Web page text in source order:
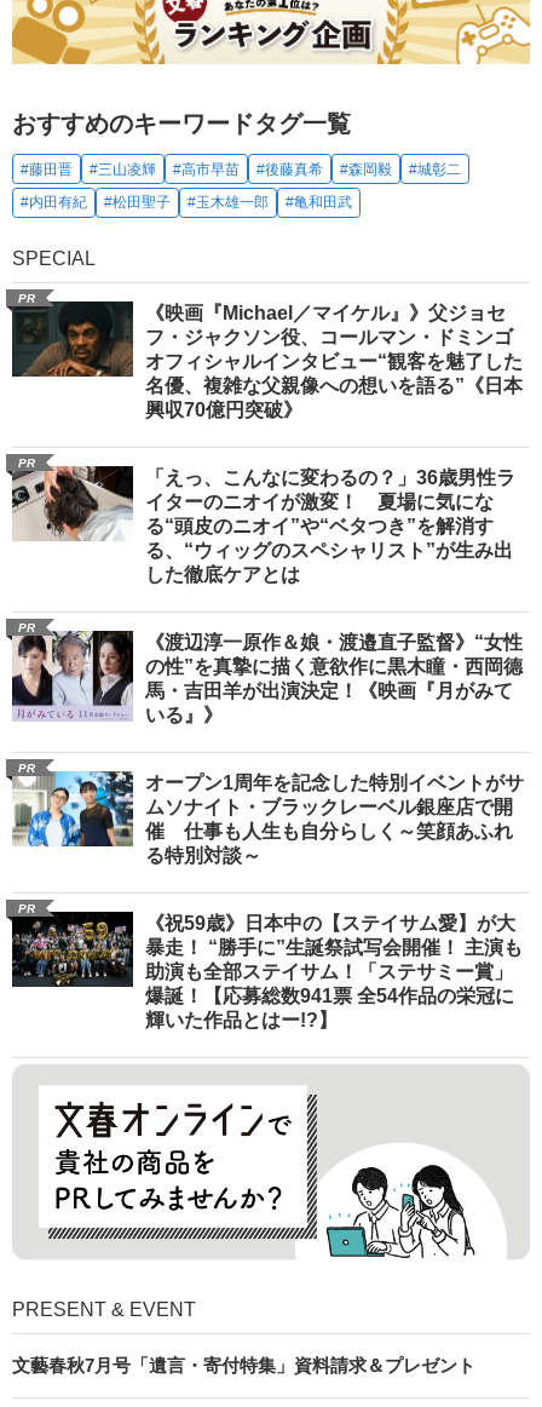
おすすめのキーワードタグ一覧
#藤田晋 #三山凌輝 #高市早苗 #後藤真希 #森岡毅
#城彰二
#内田有紀
#松田聖子 #玉木雄一郎 #亀和田武
SPECIAL
PR
《映画『Michael／マイケル』》父ジョセ
フ・ジャクソン役、コールマン・ドミンゴ
オフィシャルインタビュー“観客を魅了した
名優、複雑な父親像への想いを語る”《日本
興収70億円突破》
PR
「えっ、こんなに変わるの？」36歳男性ラ
イターのニオイが激変！ 夏場に気にな
る“頭皮のニオイ”や“ベタつき”を解消す
る、“ウィッグのスペシャリスト”が生み出
した徹底ケアとは
PR
《渡辺淳一原作＆娘・渡邉直子監督》“女性
の性”を真摯に描く意欲作に黒木瞳・西岡德
馬・吉田羊が出演決定！《映画『月がみて
いる』》
PR
オープン1周年を記念した特別イベントがサ
ムソナイト・ブラックレーベル銀座店で開
催 仕事も人生も自分らしく～笑顔あふれ
る特別対談～
PR
《祝59歳》日本中の【ステイサム愛】が大
暴走！ “勝手に”生誕祭試写会開催！ 主演も
助演も全部ステイサム！「ステサミー賞」
爆誕！【応募総数941票 全54作品の栄冠に
輝いた作品とはー!?】
PRESENT & EVENT
文藝春秋7月号「遺言・寄付特集」資料請求＆プレゼント